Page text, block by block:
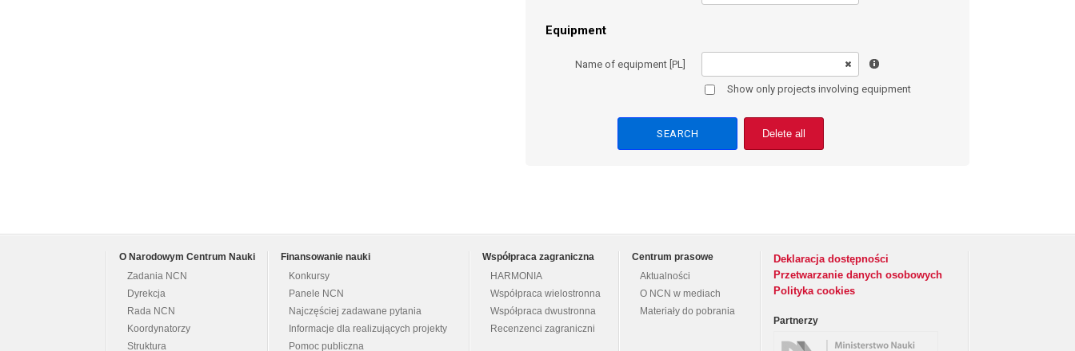
Equipment
Name of equipment [PL]
Show only projects involving equipment
Delete all
O Narodowym Centrum Nauki
Zadania NCN
Dyrekcja
Rada NCN
Koordynatorzy
Struktura
Finansowanie nauki
Konkursy
Panele NCN
Najczęściej zadawane pytania
Informacje dla realizujących projekty
Pomoc publiczna
Współpraca zagraniczna
HARMONIA
Współpraca wielostronna
Współpraca dwustronna
Recenzenci zagraniczni
Centrum prasowe
Aktualności
O NCN w mediach
Materiały do pobrania
Deklaracja dostępności
Przetwarzanie danych osobowych
Polityka cookies
Partnerzy